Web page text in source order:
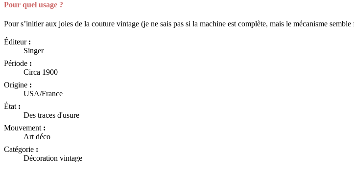
Pour quel usage ?
Pour s’initier aux joies de la couture vintage (je ne sais pas si la machine est complète, mais le mécanisme
Éditeur :
Singer
Période :
Circa 1900
Origine :
USA/France
État :
Des traces d'usure
Mouvement :
Art déco
Catégorie :
Décoration vintage